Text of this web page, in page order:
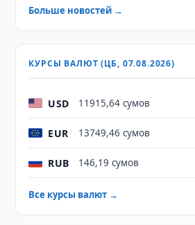
Больше новостей →
КУРСЫ ВАЛЮТ (ЦБ, 07.08.2026)
USD 11915,64 сумов
EUR 13749,46 сумов
RUB 146,19 сумов
Все курсы валют →